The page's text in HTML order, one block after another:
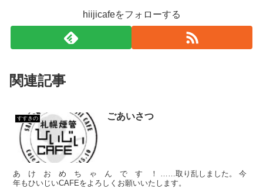
hiijicafeをフォローする
関連記事
すすきの ごあいさつ
あ け お め ち ゃ ん で す ！ ……取り乱しました。 今
年もひいじいCAFEをよろしくお願いいたします。